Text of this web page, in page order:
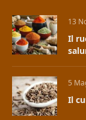
13
Il
5
Il